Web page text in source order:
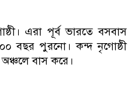
এরা পূর্ব ভারতে বসবাস
বছর পুরনো। কন্দ নৃগোষ্ঠী
বাস করে।